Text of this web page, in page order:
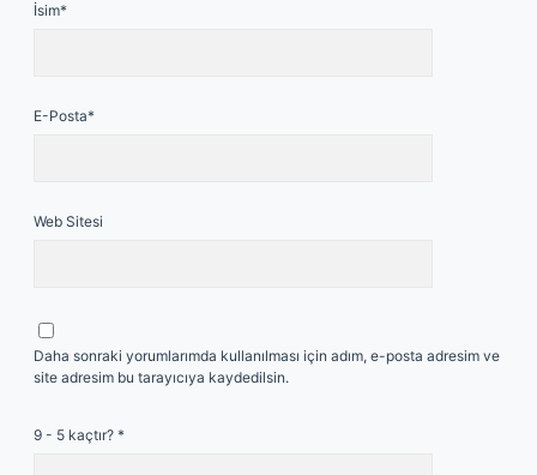
İsim*
E-Posta*
Web Sitesi
Daha sonraki yorumlarımda kullanılması için adım, e-posta adresim ve
site adresim bu tarayıcıya kaydedilsin.
9 - 5 kaçtır? *